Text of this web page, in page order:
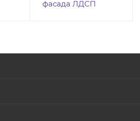
фасада ЛДСП